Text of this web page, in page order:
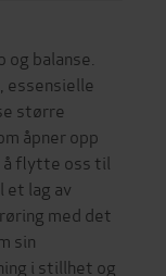
balanse.
større
åpner opp
å flytte oss til
lag av
med det
sin
i stillhet og